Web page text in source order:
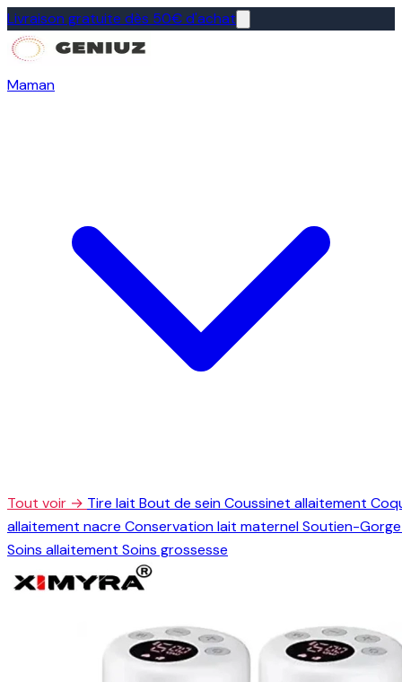
Livraison gratuite dès 50€ d'achat
Maman
Tout voir → Tire lait Bout de seinCoussinet allaitement
allaitement nacre Conservation lait maternelSoutien-
Soins allaitement Soins grossesse